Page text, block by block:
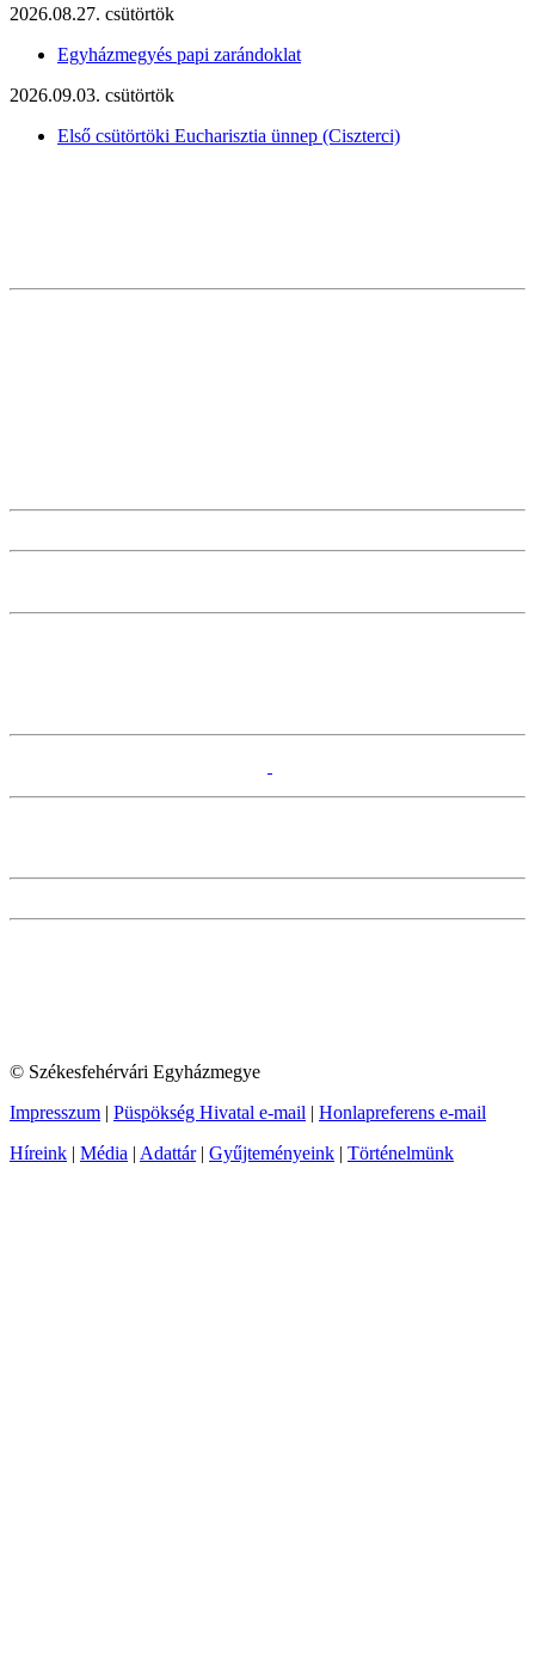
2026.08.27. csütörtök
Egyházmegyés papi zarándoklat
2026.09.03. csütörtök
Első csütörtöki Eucharisztia ünnep (Ciszterci)
© Székesfehérvári Egyházmegye
Impresszum | Püspökség Hivatal e-mail | Honlapreferens e-mail
Híreink | Média | Adattár| Gyűjteményeink | Történelmünk